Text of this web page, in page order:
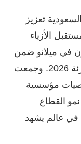
تعزيز
الأزياء
في ميلانو ضمن
قمة الأزياء من منتدى دائرة قادة التجزئة 2026. وجمعت
مؤسسية
القطاع
في عالم يشهد